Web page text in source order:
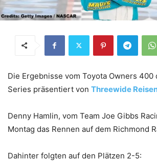
Die Ergebnisse vom Toyota Owners 400
Series präsentiert von Threewide
Denny Hamlin, vom Team Joe Gibbs
Montag das Rennen auf dem Richmond
Dahinter folgten auf den Plätzen 2-5: